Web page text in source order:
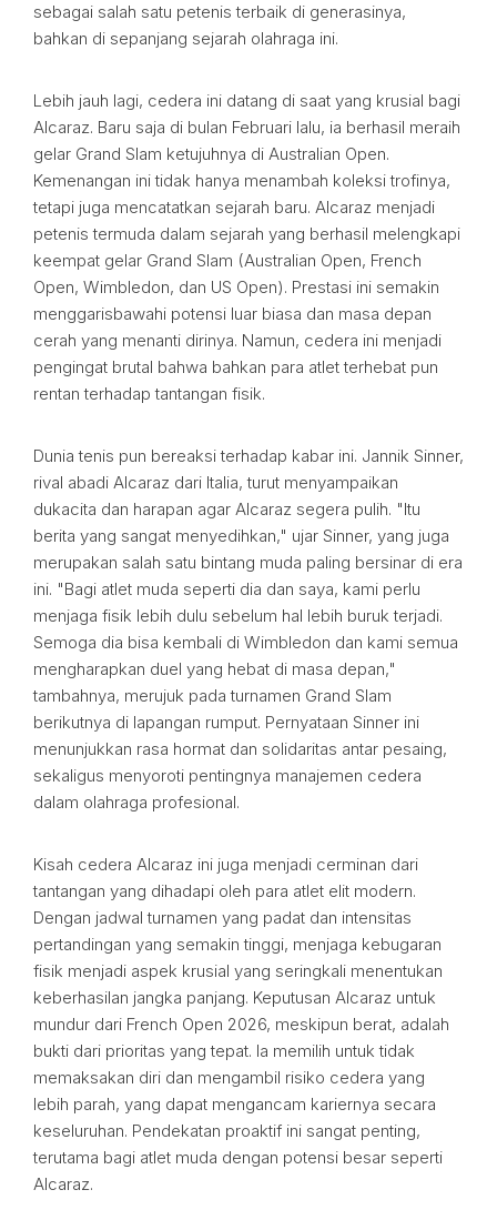
sebagai salah satu petenis terbaik di generasinya,
bahkan di sepanjang sejarah olahraga ini.
Lebih jauh lagi, cedera ini datang di saat yang krusial bagi
Alcaraz. Baru saja di bulan Februari lalu, ia berhasil meraih
gelar Grand Slam ketujuhnya di Australian Open.
Kemenangan ini tidak hanya menambah koleksi trofinya,
tetapi juga mencatatkan sejarah baru. Alcaraz menjadi
petenis termuda dalam sejarah yang berhasil melengkapi
keempat gelar Grand Slam (Australian Open, French
Open, Wimbledon, dan US Open). Prestasi ini semakin
menggarisbawahi potensi luar biasa dan masa depan
cerah yang menanti dirinya. Namun, cedera ini menjadi
pengingat brutal bahwa bahkan para atlet terhebat pun
rentan terhadap tantangan fisik.
Dunia tenis pun bereaksi terhadap kabar ini. Jannik Sinner,
rival abadi Alcaraz dari Italia, turut menyampaikan
dukacita dan harapan agar Alcaraz segera pulih. "Itu
berita yang sangat menyedihkan," ujar Sinner, yang juga
merupakan salah satu bintang muda paling bersinar di era
ini. "Bagi atlet muda seperti dia dan saya, kami perlu
menjaga fisik lebih dulu sebelum hal lebih buruk terjadi.
Semoga dia bisa kembali di Wimbledon dan kami semua
mengharapkan duel yang hebat di masa depan,"
tambahnya, merujuk pada turnamen Grand Slam
berikutnya di lapangan rumput. Pernyataan Sinner ini
menunjukkan rasa hormat dan solidaritas antar pesaing,
sekaligus menyoroti pentingnya manajemen cedera
dalam olahraga profesional.
Kisah cedera Alcaraz ini juga menjadi cerminan dari
tantangan yang dihadapi oleh para atlet elit modern.
Dengan jadwal turnamen yang padat dan intensitas
pertandingan yang semakin tinggi, menjaga kebugaran
fisik menjadi aspek krusial yang seringkali menentukan
keberhasilan jangka panjang. Keputusan Alcaraz untuk
mundur dari French Open 2026, meskipun berat, adalah
bukti dari prioritas yang tepat. Ia memilih untuk tidak
memaksakan diri dan mengambil risiko cedera yang
lebih parah, yang dapat mengancam kariernya secara
keseluruhan. Pendekatan proaktif ini sangat penting,
terutama bagi atlet muda dengan potensi besar seperti
Alcaraz.